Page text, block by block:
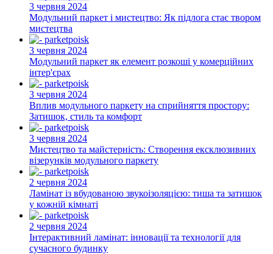
3 червня 2024
Модульний паркет і мистецтво: Як підлога стає твором
мистецтва
3 червня 2024
Модульний паркет як елемент розкоші у комерційних
інтер'єрах
3 червня 2024
Вплив модульного паркету на сприйняття простору:
Затишок, стиль та комфорт
3 червня 2024
Мистецтво та майстерність: Створення ексклюзивних
візерунків модульного паркету
2 червня 2024
Ламінат із вбудованою звукоізоляцією: тиша та затишок
у кожній кімнаті
2 червня 2024
Інтерактивний ламінат: інновації та технології для
сучасного будинку